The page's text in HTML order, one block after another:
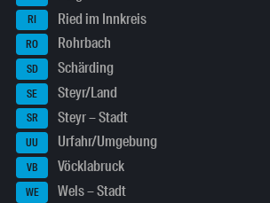
RI Ried im Innkreis
RO Rohrbach
SD Schärding
SE Steyr/Land
SR Steyr – Stadt
UU Urfahr/Umgebung
VB Vöcklabruck
WE Wels – Stadt